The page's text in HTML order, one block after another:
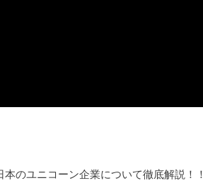
のユニコーン企業について徹底解説！！